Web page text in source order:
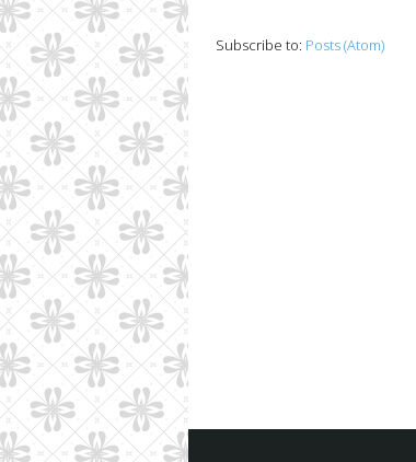
Subscribe to: Posts (Atom)